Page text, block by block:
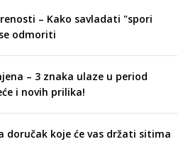
– Kako savladati "spori
odmoriti
– 3 znaka ulaze u period
i novih prilika!
doručak koje će vas držati sitima